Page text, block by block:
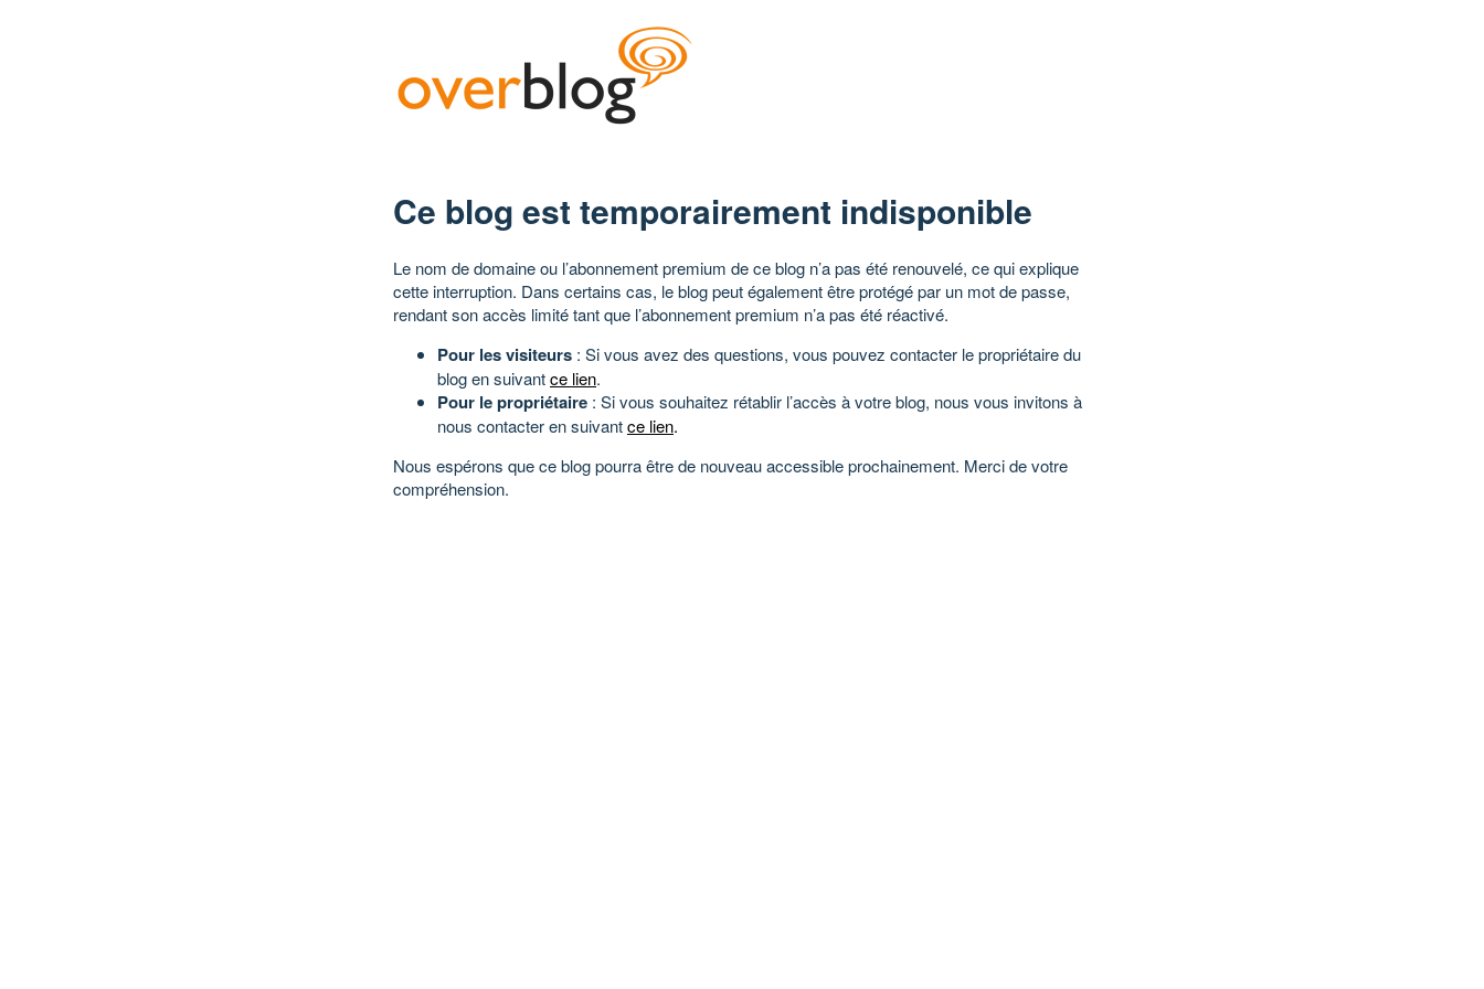
Ce blog est temporairement indisponible
Le nom de domaine ou l’abonnement premium de ce blog n’a pas été renouvelé, ce qui explique
cette interruption. Dans certains cas, le blog peut également être protégé par un mot de passe,
rendant son accès limité tant que l’abonnement premium n’a pas été réactivé.
Pour les visiteurs : Si vous avez des questions, vous pouvez contacter le propriétaire du
blog en suivantce lien.
Pour le propriétaire : Si vous souhaitez rétablir l’accès à votre blog, nous vous invitons à
nous contacter en suivantce lien.
Nous espérons que ce blog pourra être de nouveau accessible prochainement. Merci de votre
compréhension.